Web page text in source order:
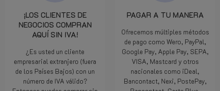
¡LOS CLIENTES DE
NEGOCIOS COMPRAN
AQUÍ SIN IVA!
¿Es usted un cliente
empresarial extranjero (fuera
de los Países Bajos) con un
número de IVA válido?
PAGAR A TU MANERA
Ofrecemos múltiples métodos
de pago como Wero, PayPal,
Google Pay, Apple Pay, SEPA,
VISA, Mastcard y otros
nacionales como iDeal,
Bancontact, Nexi, PostePay,